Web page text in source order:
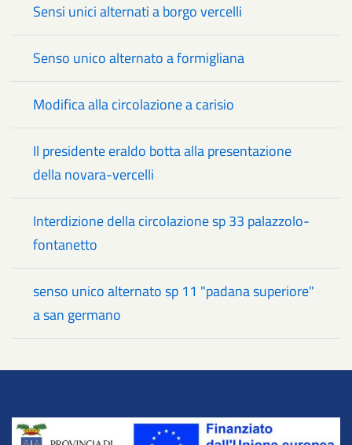
Sensi unici alternati a borgo vercelli
Senso unico alternato a formigliana
Modifica alla circolazione a carisio
Il presidente eraldo botta alla presentazione
della novara-vercelli
Interdizione della circolazione sp 33 palazzolo-
fontanetto
senso unico alternato sp 11 "padana superiore"
a san germano
Title